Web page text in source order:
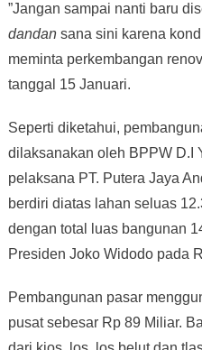
”Jangan sampai nanti baru
dandansana sini karena
meminta perkembangan
tanggal 15 Januari.
Seperti diketahui,
dilaksanakan oleh BPPW D.I
pelaksana PT. Putera Jaya
berdiri diatas lahan seluas
dengan total luas bangunan
Presiden Joko Widodo pada
Pembangunan pasar
pusat sebesar Rp 89 Miliar.